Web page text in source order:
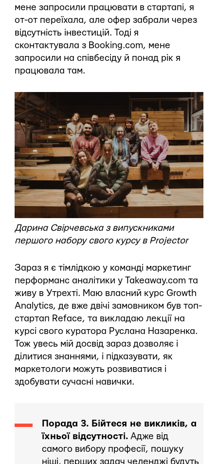
мене запросили працювати в стартапі, я
от-от переїхала, але офер забрали через
відсутність інвестицій. Тоді я
сконтактувала з Booking.com, мене
запросили на співбесіду й понад рік я
працювала там.
Дарина Свірчевська з випускниками
першого набору свого курсу в Projector
Зараз я є тімлідкою у команді маркетинг
перформанс аналітики у Takeaway.com та
живу в Утрехті. Маю власний курс Growth
Analytics, де вже двічі замовником був топ-
стартап Reface, та викладаю лекції на
курсі свого куратора Руслана Назаренка.
Тож увесь мій досвід зараз дозволяє і
ділитися знаннями, і підказувати, як
маркетологи можуть розвиватися і
здобувати сучасні навички.
Порада 3. Бійтеся не викликів, а
їхньої відсутності. Адже від
самого вибору професії, пошуку
ніші, перших задач челенджі будуть